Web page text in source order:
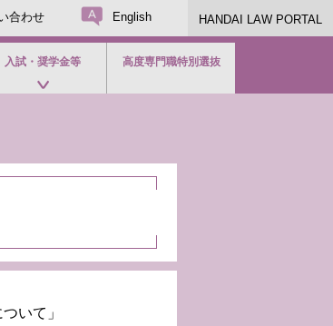
HANDAI LAW PORTAL
合わせ English
入試・奨学金等 高度専門職特別選抜
いて」